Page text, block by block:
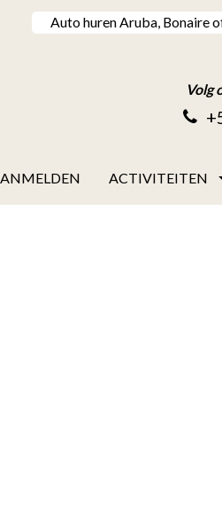
Auto huren Aruba, Bonaire
Volg
ACTIVITEITEN